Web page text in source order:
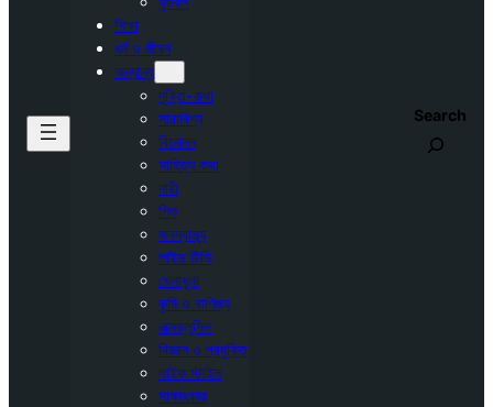
শিক্ষা
ধর্ম ও জীবন
অন্যান্য
মুক্তি-কথা
সারাবিশ্ব
বিনোদন
সাহিত্য কথা
নারী
শিশু
জনস্বাস্থ্য
লাইভ টিভি
খেলাধুলা
কৃষি ও বাণিজ্য
এক্সক্লুসিভ
বিজ্ঞান ও প্রযুক্তি
লাইফ স্টাইল
সাক্ষাৎকার
Search